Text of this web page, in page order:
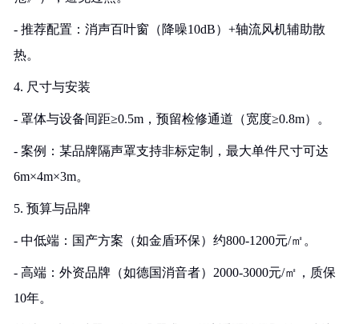
- 推荐配置：消声百叶窗（降噪10dB）+轴流风机辅助散
热。
4. 尺寸与安装
- 罩体与设备间距≥0.5m，预留检修通道（宽度≥0.8m）。
- 案例：某品牌隔声罩支持非标定制，最大单件尺寸可达
6m×4m×3m。
5. 预算与品牌
- 中低端：国产方案（如金盾环保）约800-1200元/㎡。
- 高端：外资品牌（如德国消音者）2000-3000元/㎡，质保
10年。